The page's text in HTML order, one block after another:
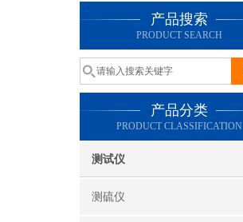
产品搜索
PRODUCT SEARCH
产品分类
PRODUCT CLASSIFICATION
测试仪
测硫仪